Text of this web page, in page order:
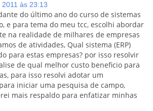
às 23:13
do último ano do curso de sistemas
e para tema do meu tcc, escolhi abordar
na realidade de milhares de empresas
de atividades, Qual sistema (ERP)
para estas empresas? por isso resolvir
de qual melhor custo beneficio para
para isso resolvi adotar um
iniciar uma pesquisa de campo,
mais respaldo para enfatizar minhas